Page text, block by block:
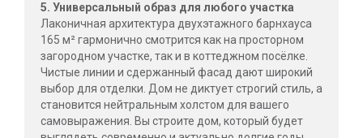
5. Универсальный образ для любого участка
Лаконичная архитектура двухэтажного барнхауса
165 м² гармонично смотрится как на просторном
загородном участке, так и в коттеджном посёлке.
Чистые линии и сдержанный фасад дают широкий
выбор для отделки. Дом не диктует строгий стиль, а
становится нейтральным холстом для вашего
самовыражения. Вы строите дом, который будет